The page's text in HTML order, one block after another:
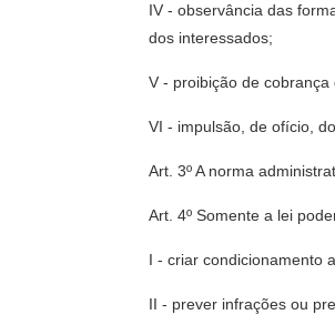
IV - observância das
dos interessados;
V - proibição de
VI - impulsão, de ofício,
Art. 3º A norma
Art. 4º Somente a lei
I - criar condicionamento
II - prever infrações ou